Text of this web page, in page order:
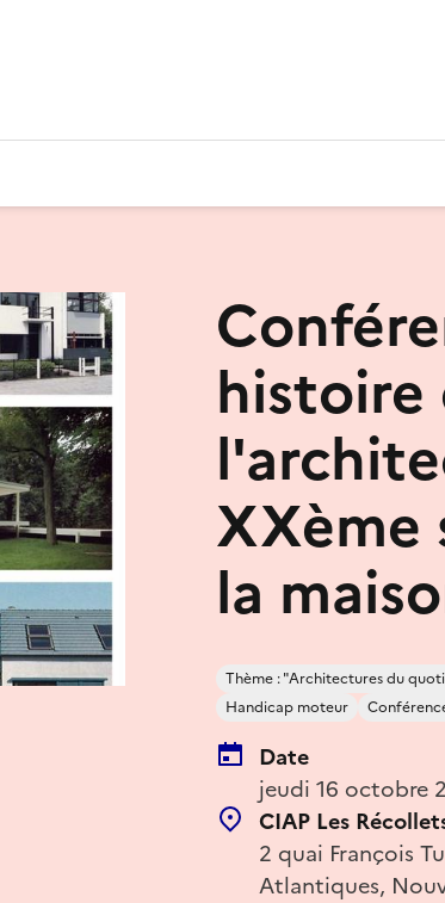
histoire
XXème
la
Thème : "Architectures du
Handicap moteur
Date
jeudi 16 octobre
CIAP Les
2 quai François
Atlantiques,